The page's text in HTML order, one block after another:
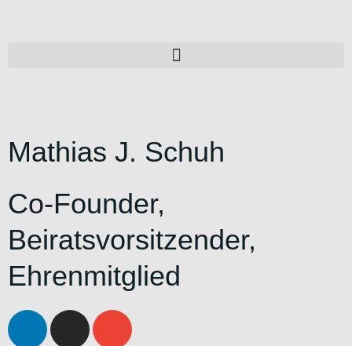
Mathias J. Schuh
Co-Founder,
Beiratsvorsitzender,
Ehrenmitglied